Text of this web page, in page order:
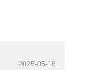
2025-05-16